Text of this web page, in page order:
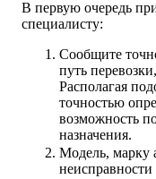
В первую очередь
специалисту:
Сообщите
путь
Располагая
точностью
возможность
назначения.
Модель, марку